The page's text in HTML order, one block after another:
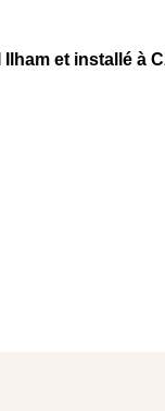
et installé à